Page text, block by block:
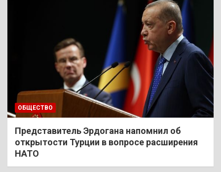
ОБЩЕСТВО
Представитель Эрдогана напомнил об
открытости Турции в вопросе расширения
НАТО